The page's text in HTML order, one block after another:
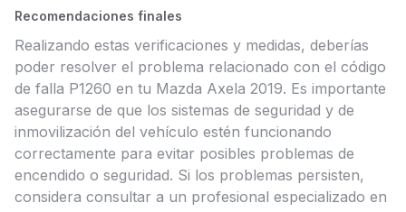
Recomendaciones finales
Realizando estas verificaciones y medidas, deberías
poder resolver el problema relacionado con el código
de falla P1260 en tu Mazda Axela 2019. Es importante
asegurarse de que los sistemas de seguridad y de
inmovilización del vehículo estén funcionando
correctamente para evitar posibles problemas de
encendido o seguridad. Si los problemas persisten,
considera consultar a un profesional especializado en